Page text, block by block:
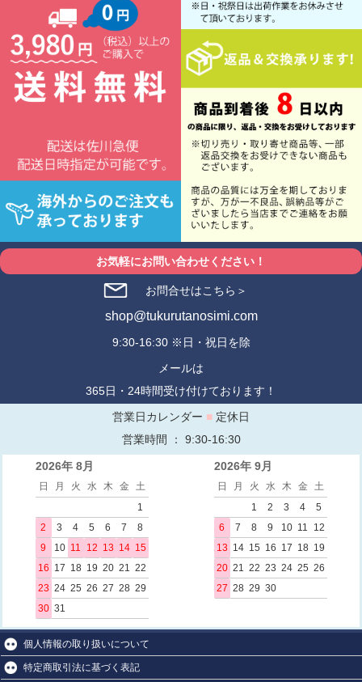
お気軽にお問い合わせください！
お問合せはこちら＞
shop@tukurutanosimi.com
9:30-16:30 ※日・祝日を除
メールは
365日・24時間受け付けております！
営業日カレンダー ■ 定休日
営業時間 ： 9:30-16:30
2026年 8月
日 月 火 水 木 金
土
1
2
3 4 5 6 7
8
9
10 11 12 13 14 15
16 17 18 19 20 21 22
23 24 25 26 27 28 29
30 31
2026年 9月
日 月 火 水 木 金
土
1
2 3 4
5
6
7 8 9 10 11
12
13 14 15 16 17 18 19
20 21 22 23 24 25 26
27 28 29 30
個人情報の取り扱いについて
特定商取引法に基づく表記